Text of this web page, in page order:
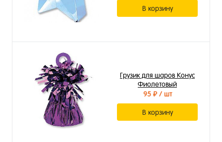
В корзину
Грузик для шаров Конус
Фиолетовый
95 ₽/ шт
В корзину